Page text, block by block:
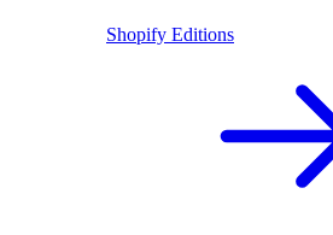
Shopify Editions